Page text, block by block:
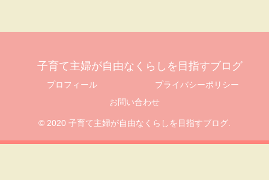
子育て主婦が自由なくらしを目指すブログ
プロフィール
プライバシーポリシー
お問い合わせ
© 2020 子育て主婦が自由なくらしを目指すブログ.